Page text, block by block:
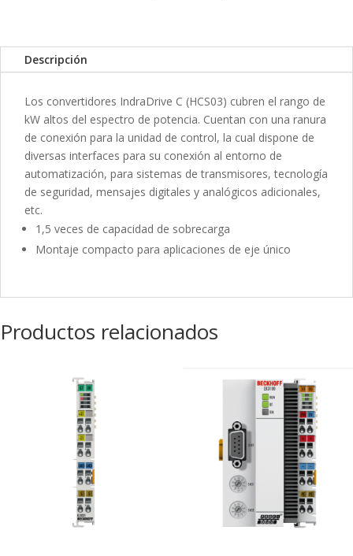
Descripción
Los convertidores IndraDrive C (HCS03) cubren el rango de
kW altos del espectro de potencia. Cuentan con una ranura
de conexión para la unidad de control, la cual dispone de
diversas interfaces para su conexión al entorno de
automatización, para sistemas de transmisores, tecnología
de seguridad, mensajes digitales y analógicos adicionales,
etc.
1,5 veces de capacidad de sobrecarga
Montaje compacto para aplicaciones de eje único
Productos relacionados